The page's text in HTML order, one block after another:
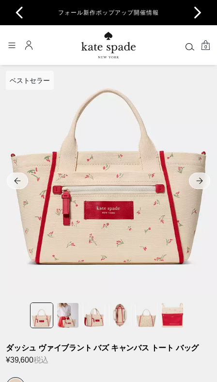
フォール新作ポップアップ開催情報
0
ベストセラー
ダッシュ ヴァイブラント バズ キャンバス トート バッグ
¥39,600税込